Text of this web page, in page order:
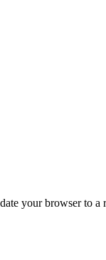
your browser to a